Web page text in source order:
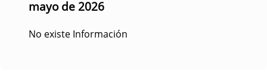
mayo de 2026
No existe Información